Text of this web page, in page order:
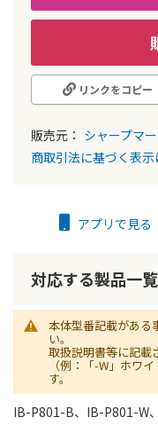
リンクをコピー
販売元： シャープマ
商取引法に基づく表示
アプリで見る
対応する製品一覧
本体型番記載がある
い。
取扱説明書等に記載
（例：「-W」ホワ
す。
IB-P801-B、IB-P801-W